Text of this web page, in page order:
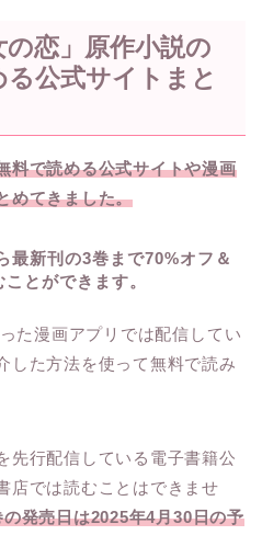
の恋」原作小説の
公式サイトまと
料で読める公式サイトや漫画
めてきました。
最新刊の3巻まで70%オフ＆
とができます。
た漫画アプリでは配信してい
した方法を使って無料で読み
先行配信している電子書籍公
店では読むことはできませ
発売日は2025年4月30日の予